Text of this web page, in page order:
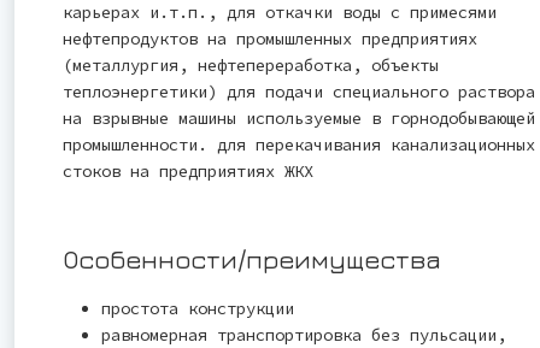
карьерах и.т.п., для откачки воды с примесями
нефтепродуктов на промышленных предприятиях
(металлургия, нефтепереработка, объекты
теплоэнергетики) для подачи специального раствора
на взрывные машины используемые в горнодобывающей
промышленности. для перекачивания канализационных
стоков на предприятиях ЖКХ
Особенности/преимущества
простота конструкции
равномерная транспортировка без пульсации,